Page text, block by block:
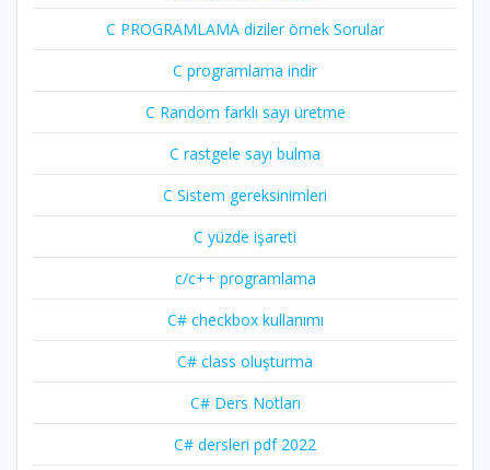
C PROGRAMLAMA diziler örnek Sorular
C programlama indir
C Random farklı sayı üretme
C rastgele sayı bulma
C Sistem gereksinimleri
C yüzde işareti
c/c++ programlama
C# checkbox kullanımı
C# class oluşturma
C# Ders Notları
C# dersleri pdf 2022